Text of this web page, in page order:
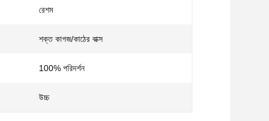
রেশম
শক্ত কাগজ/কাঠের বাক্স
100% পরিদর্শন
উচ্চ